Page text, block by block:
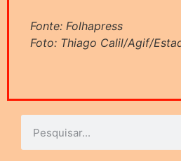
Fonte: Folhapress
Foto: Thiago Calil/Agif/